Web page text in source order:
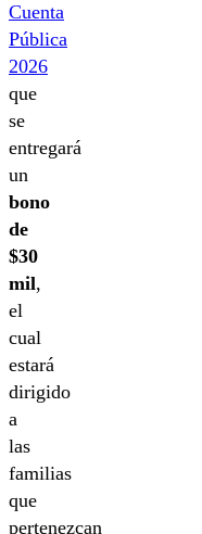
Cuenta
Pública
2026
que
se
entregará
un
bono
de
$30
mil,
el
cual
estará
dirigido
a
las
familias
que
pertenezcan